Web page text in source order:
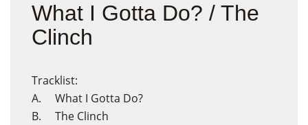
What I Gotta Do? / The
Clinch
Tracklist:
A. What I Gotta Do?
B. The Clinch